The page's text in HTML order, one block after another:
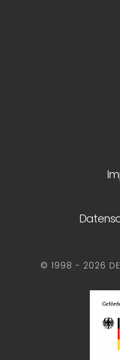
© 1998 - 2026